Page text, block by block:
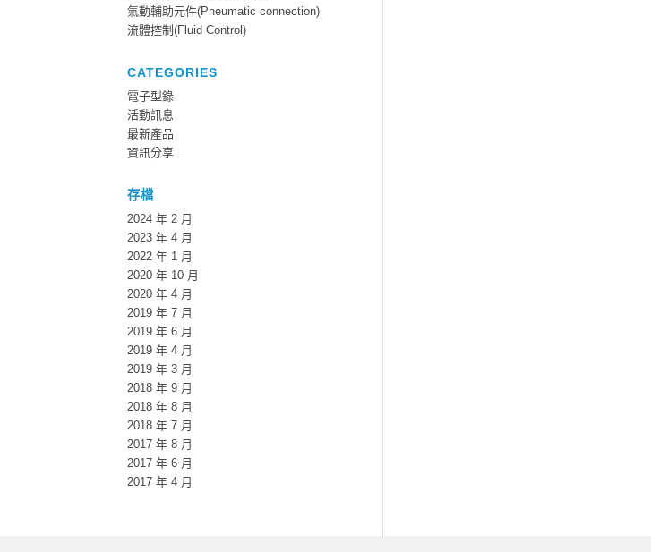
氣動輔助元件(Pneumatic connection)
流體控制(Fluid Control)
CATEGORIES
電子型錄
活動訊息
最新產品
資訊分享
存檔
2024 年 2 月
2023 年 4 月
2022 年 1 月
2020 年 10 月
2020 年 4 月
2019 年 7 月
2019 年 6 月
2019 年 4 月
2019 年 3 月
2018 年 9 月
2018 年 8 月
2018 年 7 月
2017 年 8 月
2017 年 6 月
2017 年 4 月